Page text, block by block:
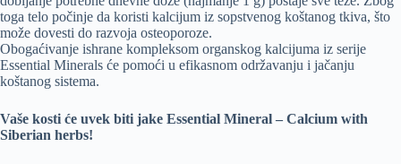
toga telo počinje da koristi kalcijum iz sopstvenog koštanog tkiva, što
može dovesti do razvoja osteoporoze.
Obogaćivanje ishrane kompleksom organskog kalcijuma iz serije
Essential Minerals će pomoći u efikasnom održavanju i jačanju
koštanog sistema.
Vaše kosti će uvek biti jake Essential Mineral – Calcium with
Siberian herbs!